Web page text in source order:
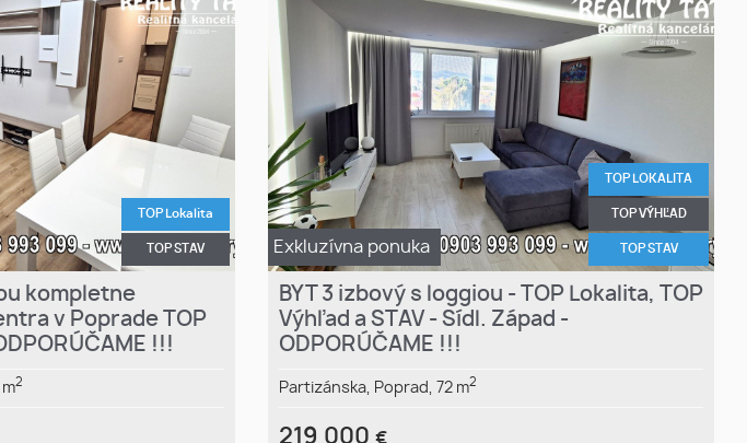
TOP Lokalita
TOP STAV
kompletne
v Poprade TOP
!!!
m2
Exkluzívna ponuka
TOP LOKALITA
TOP VÝHĽAD
TOP STAV
BYT 3 izbový s loggiou - TOP Lokalita, TOP
Výhľad a STAV - Sídl. Západ -
ODPORÚČAME !!!
Partizánska, Poprad, 72 m2
219 000 €